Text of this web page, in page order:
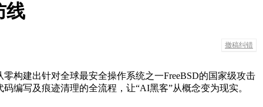
线
撤稿纠错
构建出针对全球最安全操作系统之一FreeBSD的国家级攻击
编写及痕迹清理的全流程，让“AI黑客”从概念变为现实。